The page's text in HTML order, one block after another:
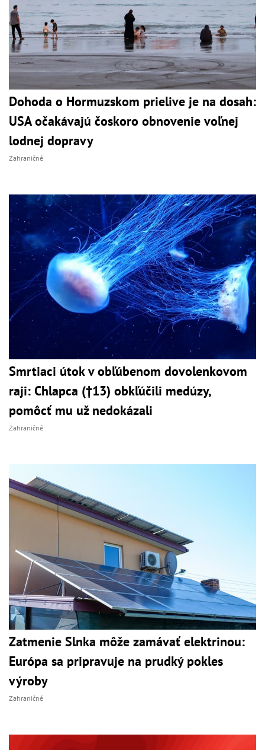
Dohoda o Hormuzskom prielive je na dosah:
USA očakávajú čoskoro obnovenie voľnej
lodnej dopravy
Zahraničné
Smrtiaci útok v obľúbenom dovolenkovom
raji: Chlapca (†13) obkľúčili medúzy,
pomôcť mu už nedokázali
Zahraničné
Zatmenie Slnka môže zamávať elektrinou:
Európa sa pripravuje na prudký pokles
výroby
Zahraničné